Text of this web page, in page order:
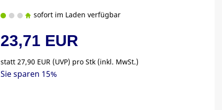
sofort im Laden verfügbar
23,71 EUR
statt27,90 EUR (UVP) pro Stk (inkl. MwSt.)
Sie sparen 15%